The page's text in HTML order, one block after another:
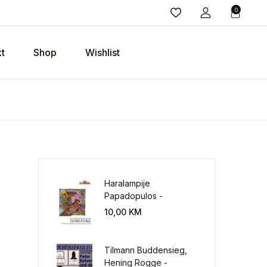
0
Shop Wishlist
Haralampije
Papadopulos -
Poverenje: sloboda od
10,00 KM
Tilmann Buddensieg,
Hening Rogge -